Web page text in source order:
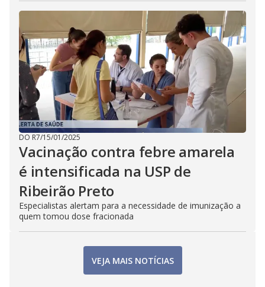
DO R7/15/01/2025
Vacinação contra febre amarela
é intensificada na USP de
Ribeirão Preto
Especialistas alertam para a necessidade de imunização a
quem tomou dose fracionada
VEJA MAIS NOTÍCIAS